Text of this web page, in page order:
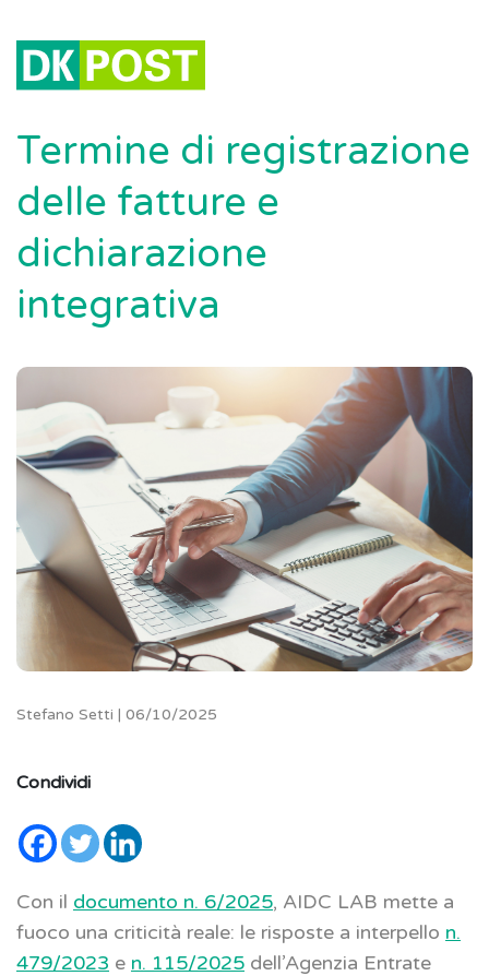
Termine di registrazione
delle fatture e
dichiarazione
integrativa
Stefano Setti | 06/10/2025
Condividi
Con il documento n. 6/2025, AIDC LAB mette a
fuoco una criticità reale: le risposte a interpello n.
479/2023 e n. 115/2025 dell’Agenzia Entrate